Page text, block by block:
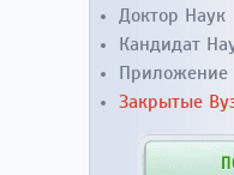
Доктор Наук
Кандидат
Приложение
Закрытые